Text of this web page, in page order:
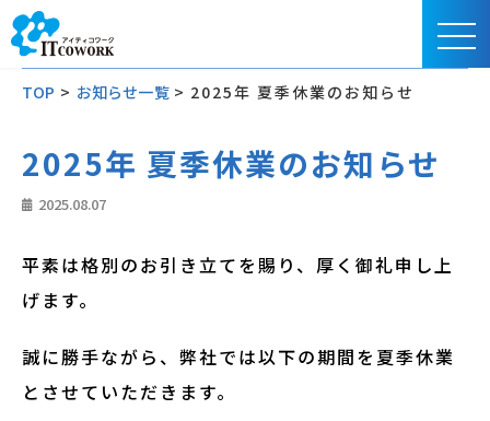
TOP > お知らせ一覧 > 2025年 夏季休業のお知らせ
2025年 夏季休業のお知らせ
2025.08.07
平素は格別のお引き立てを賜り、厚く御礼申し上
げます。
誠に勝手ながら、弊社では以下の期間を夏季休業
とさせていただきます。